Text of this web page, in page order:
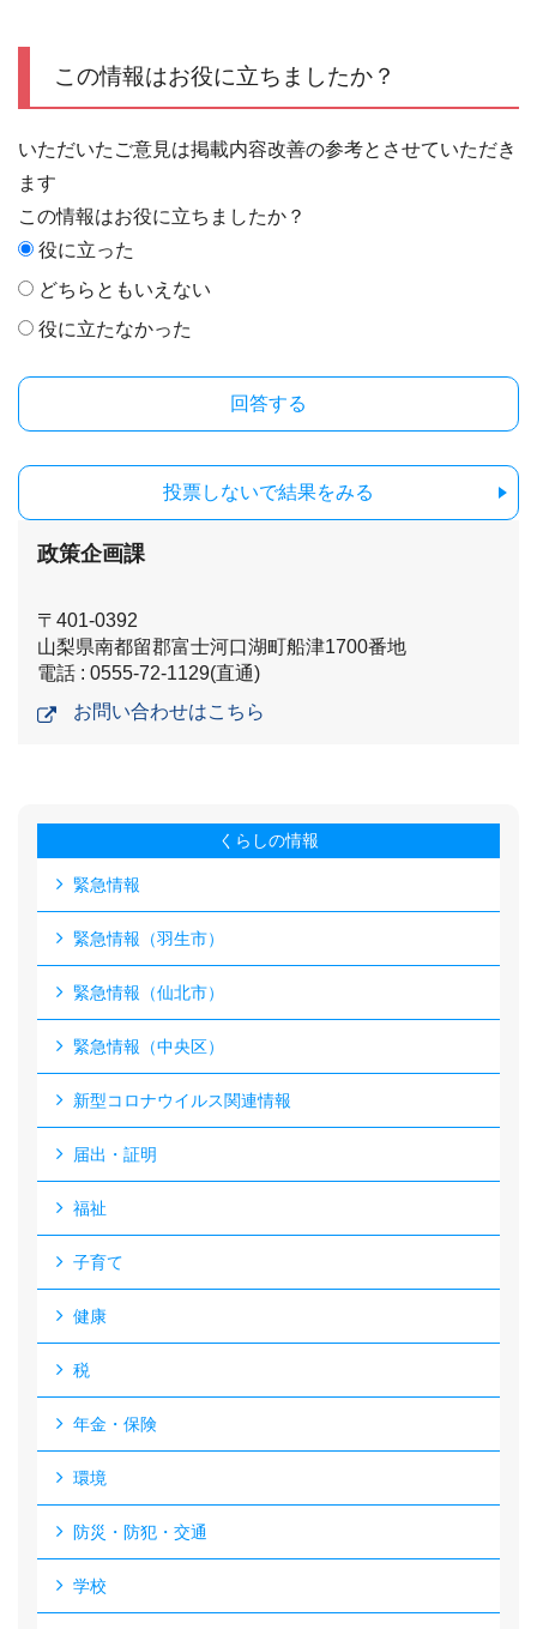
この情報はお役に立ちましたか？
いただいたご意見は掲載内容改善の参考とさせていただき
ます
この情報はお役に立ちましたか？
役に立った
どちらともいえない
役に立たなかった
投票しないで結果をみる
政策企画課
〒401-0392
山梨県南都留郡富士河口湖町船津1700番地
電話 : 0555-72-1129(直通)
お問い合わせはこちら
くらしの情報
緊急情報
緊急情報（羽生市）
緊急情報（仙北市）
緊急情報（中央区）
新型コロナウイルス関連情報
届出・証明
福祉
子育て
健康
税
年金・保険
環境
防災・防犯・交通
学校